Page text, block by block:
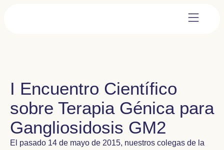
I Encuentro Científico
sobre Terapia Génica para
El pasado 14 de mayo de 2015, nuestros colegas de la